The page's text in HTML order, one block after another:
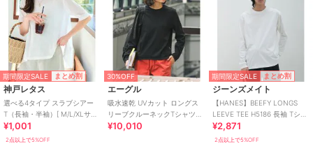
期間限定SALE まとめ割
神戸レタス
選べる4タイプ スラブシアー
T（長袖・半袖）[ M/L/XLサイ
ズ ] [C7325]
¥1,001
2点以上で5%OFF
30%OFF
エーグル
吸水速乾 UVカット ロングス
リーブクルーネックTシャツ
RP 長袖Tシャツ
¥10,010
期間限定SALE まとめ割
ジーンズメイト
【HANES】BEEFY LONGS
LEEVE TEE H5186 長袖 Tシャ
ツ
¥2,871
2点以上で5%OFF